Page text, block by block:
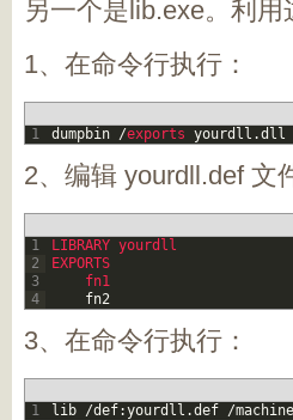
另一个是lib.exe。利
1、在命令行执行：
1 dumpbin /exports yourdll .dll
2、编辑 yourdll.def 文
1
2
3
4
LIBRARY yourdll
EXPORTS
fn1
fn2
3、在命令行执行：
1 lib /def:yourdll .def /machine